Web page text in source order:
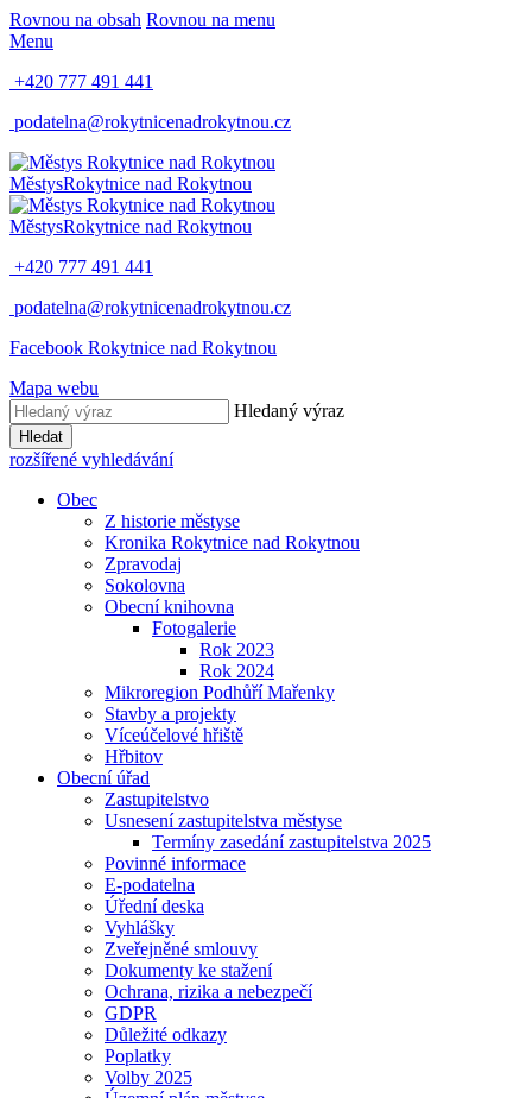
Rovnou na obsah Rovnou na menu
Menu
+420 777 491 441
podatelna@rokytnicenadrokytnou.cz
MěstysRokytnice nad Rokytnou
MěstysRokytnice nad Rokytnou
+420 777 491 441
podatelna@rokytnicenadrokytnou.cz
Facebook Rokytnice nad Rokytnou
Mapa webu
Hledaný výraz
Hledat
rozšířené vyhledávání
Obec
Z historie městyse
Kronika Rokytnice nad Rokytnou
Zpravodaj
Sokolovna
Obecní knihovna
Fotogalerie
Rok 2023
Rok 2024
Mikroregion Podhůří Mařenky
Stavby a projekty
Víceúčelové hřiště
Hřbitov
Obecní úřad
Zastupitelstvo
Usnesení zastupitelstva městyse
Termíny zasedání zastupitelstva 2025
Povinné informace
E-podatelna
Úřední deska
Vyhlášky
Zveřejněné smlouvy
Dokumenty ke stažení
Ochrana, rizika a nebezpečí
GDPR
Důležité odkazy
Poplatky
Volby 2025